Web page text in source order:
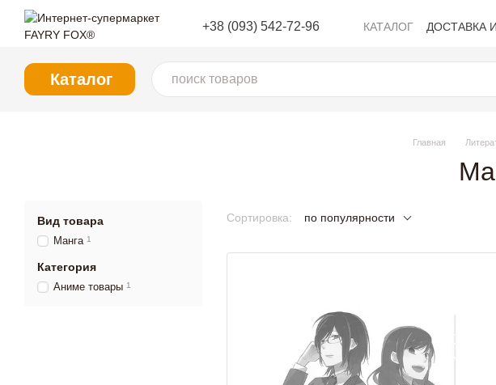
Перейти к основному контенту
+38 (093) 542-72-96 КАТАЛОГ ДОСТАВКА
Каталог
Главная
Сортировка: по популярности
Вид товара
Манга 1
Категория
Аниме товары 1